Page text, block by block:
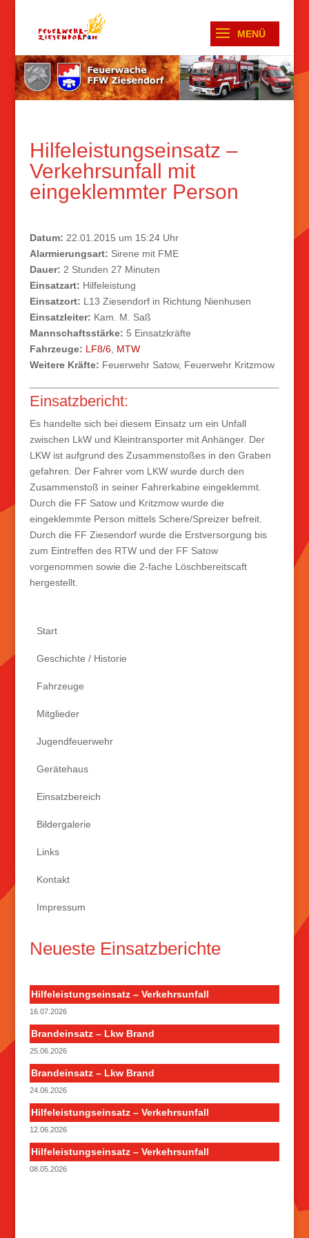
Hilfeleistungseinsatz –
Verkehrsunfall mit
eingeklemmter Person
Datum: 22.01.2015 um 15:24 Uhr
Alarmierungsart: Sirene mit FME
Dauer: 2 Stunden 27 Minuten
Einsatzart: Hilfeleistung
Einsatzort: L13 Ziesendorf in Richtung Nienhusen
Einsatzleiter: Kam. M. Saß
Mannschaftsstärke: 5 Einsatzkräfte
Fahrzeuge: LF8/6, MTW
Weitere Kräfte: Feuerwehr Satow, Feuerwehr Kritzmow
Einsatzbericht:
Es handelte sich bei diesem Einsatz um ein Unfall
zwischen LkW und Kleintransporter mit Anhänger. Der
LKW ist aufgrund des Zusammenstoßes in den Graben
gefahren. Der Fahrer vom LKW wurde durch den
Zusammenstoß in seiner Fahrerkabine eingeklemmt.
Durch die FF Satow und Kritzmow wurde die
eingeklemmte Person mittels Schere/Spreizer befreit.
Durch die FF Ziesendorf wurde die Erstversorgung bis
zum Eintreffen des RTW und der FF Satow
vorgenommen sowie die 2-fache Löschbereitscaft
hergestellt.
Start
Geschichte / Historie
Fahrzeuge
Mitglieder
Jugendfeuerwehr
Gerätehaus
Einsatzbereich
Bildergalerie
Links
Kontakt
Impressum
Neueste Einsatzberichte
Hilfeleistungseinsatz – Verkehrsunfall
16.07.2026
Brandeinsatz – Lkw Brand
25.06.2026
Brandeinsatz – Lkw Brand
24.06.2026
Hilfeleistungseinsatz – Verkehrsunfall
12.06.2026
Hilfeleistungseinsatz – Verkehrsunfall
08.05.2026